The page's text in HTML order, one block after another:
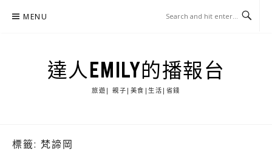
MENU
達人EMILY的播報台
旅遊| 親子|美食|生活|省錢
標籤: 梵諦岡